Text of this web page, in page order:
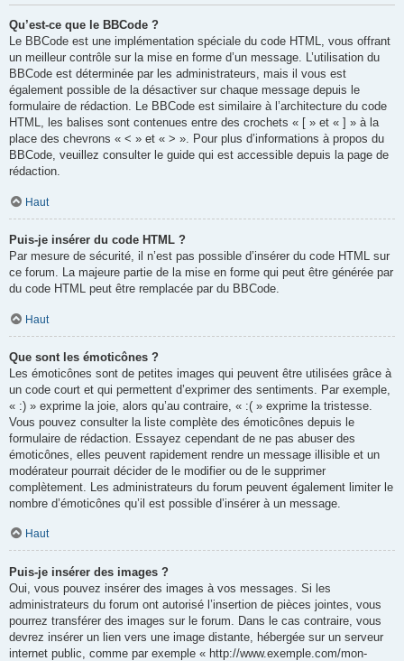
Qu’est-ce que le BBCode ?
Le BBCode est une implémentation spéciale du code HTML, vous offrant
un meilleur contrôle sur la mise en forme d’un message. L’utilisation du
BBCode est déterminée par les administrateurs, mais il vous est
également possible de la désactiver sur chaque message depuis le
formulaire de rédaction. Le BBCode est similaire à l’architecture du code
HTML, les balises sont contenues entre des crochets « [ » et « ] » à la
place des chevrons « < » et « > ». Pour plus d’informations à propos du
BBCode, veuillez consulter le guide qui est accessible depuis la page de
rédaction.
Haut
Puis-je insérer du code HTML ?
Par mesure de sécurité, il n’est pas possible d’insérer du code HTML sur
ce forum. La majeure partie de la mise en forme qui peut être générée par
du code HTML peut être remplacée par du BBCode.
Haut
Que sont les émoticônes ?
Les émoticônes sont de petites images qui peuvent être utilisées grâce à
un code court et qui permettent d’exprimer des sentiments. Par exemple,
« :) » exprime la joie, alors qu’au contraire, « :( » exprime la tristesse.
Vous pouvez consulter la liste complète des émoticônes depuis le
formulaire de rédaction. Essayez cependant de ne pas abuser des
émoticônes, elles peuvent rapidement rendre un message illisible et un
modérateur pourrait décider de le modifier ou de le supprimer
complètement. Les administrateurs du forum peuvent également limiter le
nombre d’émoticônes qu’il est possible d’insérer à un message.
Haut
Puis-je insérer des images ?
Oui, vous pouvez insérer des images à vos messages. Si les
administrateurs du forum ont autorisé l’insertion de pièces jointes, vous
pourrez transférer des images sur le forum. Dans le cas contraire, vous
devrez insérer un lien vers une image distante, hébergée sur un serveur
internet public, comme par exemple « http://www.exemple.com/mon-